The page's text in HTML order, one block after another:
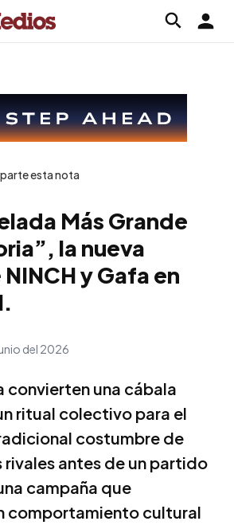
esta nota
Más Grande
la nueva
y Gafa en
del 2026
convierten una cábala
ritual colectivo para el
costumbre de
rivales antes de un partido
campaña que
comportamiento cultural